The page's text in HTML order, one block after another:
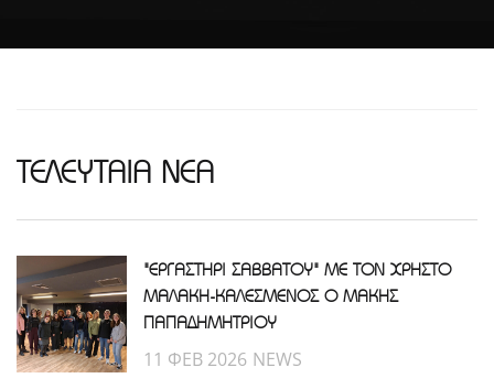
ΤΕΛΕΥΤΑΙΑ ΝΕΑ
"ΕΡΓΑΣΤΗΡΙ ΣΑΒΒΑΤΟΥ" ΜΕ ΤΟΝ ΧΡΗΣΤΟ
ΜΑΛΑΚΗ-ΚΑΛΕΣΜΕΝΟΣ Ο ΜΑΚΗΣ
ΠΑΠΑΔΗΜΗΤΡΙΟΥ
11 ΦΕΒ 2026 NEWS